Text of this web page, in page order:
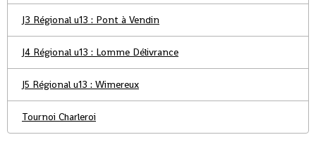
J3 Régional u13 : Pont à Vendin
J4 Régional u13 : Lomme Délivrance
J5 Régional u13 : Wimereux
Tournoi Charleroi